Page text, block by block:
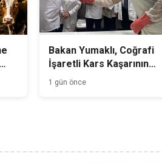
Bakan Yumaklı, Coğrafi
İşaretli Kars Kaşarının
Üretimini Yerinde İnceledi
1 gün önce